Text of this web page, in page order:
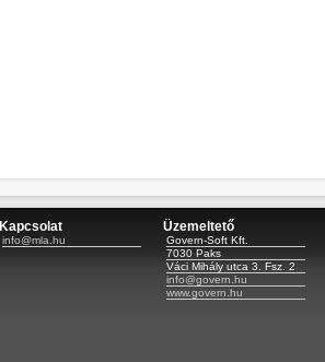
Kapcsolat
info@mla.hu
Üzemeltető
Govern-Soft Kft.
7030 Paks
Váci Mihály utca 3. Fsz. 2
info@govern.hu
www.govern.hu